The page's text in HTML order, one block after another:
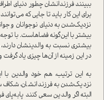
ببينند فرزندانشان چطور دنياي
براي اين كار بايد تا جايي كه
نزديك‌شدن به دنياي نوجوانان و‌
بيشتر با اين‌گونه فضاهاست. با توجه
بيشتري نسبت به والدينشان
در اين زمينه از آن‌ها چيزي ياد
به اين ترتيب، هم خود والدين
نزديك‌شدن به فرزندانشان،
البته اگر والدين‌ سعي كنند